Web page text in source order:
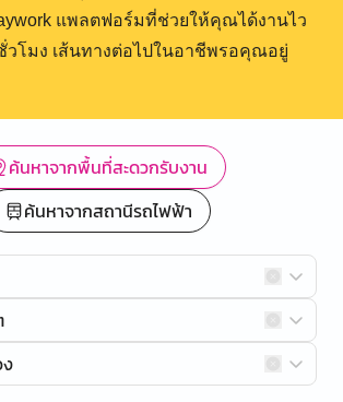
แพลตฟอร์มที่ช่วยให้คุณได้งานไว
วโมง เส้นทางต่อไปในอาชีพรอคุณอยู่
ค้นหาจากพื้นที่สะดวกรับงาน
ค้นหาจากสถานีรถไฟฟ้า